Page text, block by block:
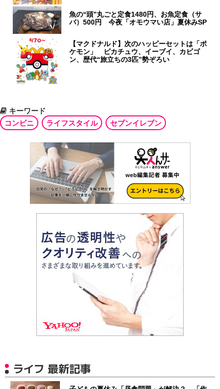
魚の“頭”丸ごと定食1480円、お魚定食（サ
バ）500円 今夜「オモウマい店」夏休みSP
【マクドナルド】次のハッピーセットは「ポ
ケモン」 ピカチュウ、イーブイ、カビゴ
ン、歴代“旅立ちの3匹”勢ぞろい
キーワード
コンビニ
ライフスタイル セブンイレブン
ライフ 最新記事